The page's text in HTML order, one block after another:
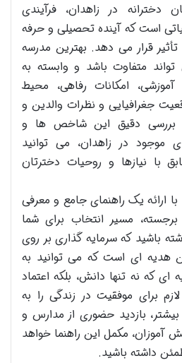
دخترانه در زاهدان، فرآیندی
است که آینده تحصیلی و حرفه
قرار می دهد. بهترین مدرسه
متفاوت باشد و وابسته به
آموزشی، امکانات رفاهی، محیط
جغرافیایی و نظرات والدین و
بررسی دقیق این شاخص ها و
موجود در زاهدان، می توانید
با نیازها و روحیات دخترتان
ارائه یک راهنمای جامع و معرفی
مسیر انتخاب برای شما
باشید که سرمایه گذاری بر روی
هدیه ای است که می توانید به
ای که نه تنها دانش، بلکه اعتماد
برای موفقیت در زندگی را به
بازدید حضوری از مدارس و
آموزان، مکمل این راهنما خواهد
داشته باشید.